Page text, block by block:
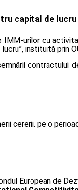
capital de
IMM-urilor cu
instituită prin
contractului
cererii, pe o
European de